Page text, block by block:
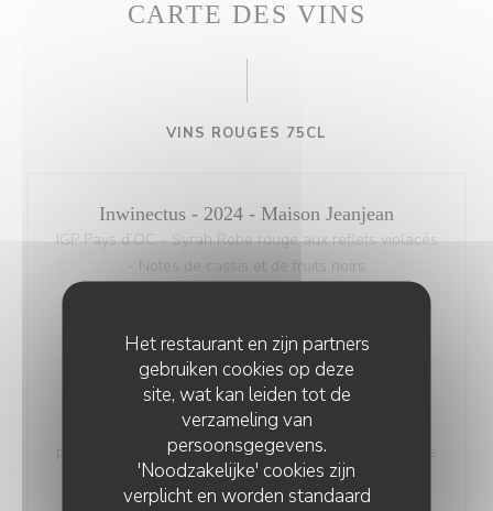
Het restaurant en zijn partners
gebruiken cookies op deze
site, wat kan leiden tot de
verzameling van
persoonsgegevens.
'Noodzakelijke' cookies zijn
verplicht en worden standaard
CARTE DES VINS
VINS ROUGES 75CL
Inwinectus - 2024 - Maison Jeanjean
IGP Pays d’OC - Syrah Robe rouge aux reflets violacés
- Notes de cassis et de fruits noirs
Grézan Bio - 2023 - Château Grézan
AOP Faugères - Grenache, Syrah, Mourvèdre - Robe
pourpre - Notes de fruits à noyaux et de bourgeons de
cassis
Allergenenlijst